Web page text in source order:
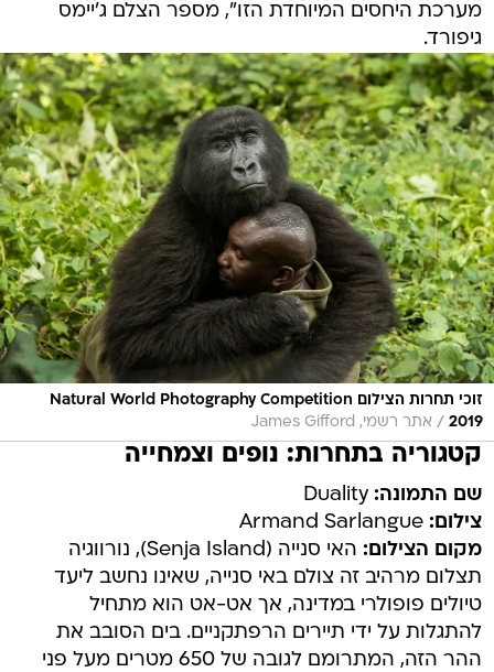
מערכת היחסים המיוחדת הזו", מספר הצלם ג'יימס
גיפורד.
זוכי תחרות הצילום Natural World Photography Competition
2019
/ אתר רשמי, James Gifford
קטגוריה בתחרות: נופים וצמחייה
שם התמונה: Duality
צילום: Armand Sarlangue
מקום הצילום: האי סנייה (Senja Island), נורווגיה
תצלום מרהיב זה צולם באי סנייה, שאינו נחשב ליעד
טיולים פופולרי במדינה, אך אט-אט הוא מתחיל
להתגלות על ידי תיירים הרפתקניים. בים הסובב את
ההר הזה, המתרומם לגובה של 650 מטרים מעל פני